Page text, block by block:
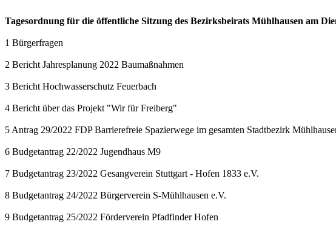
Tagesordnung für die öffentliche Sitzung des Bezirksbeirats Mühlhausen am
1 Bürgerfragen
2 Bericht Jahresplanung 2022 Baumaßnahmen
3 Bericht Hochwasserschutz Feuerbach
4 Bericht über das Projekt "Wir für Freiberg"
5 Antrag 29/2022 FDP Barrierefreie Spazierwege im gesamten Stadtbezirk
6 Budgetantrag 22/2022 Jugendhaus M9
7 Budgetantrag 23/2022 Gesangverein Stuttgart - Hofen 1833 e.V.
8 Budgetantrag 24/2022 Bürgerverein S-Mühlhausen e.V.
9 Budgetantrag 25/2022 Förderverein Pfadfinder Hofen